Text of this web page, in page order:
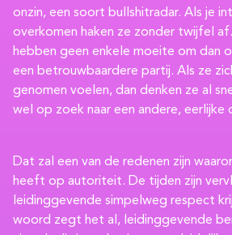
onzin, een soort bullshitradar. Als je
overkomen haken ze zonder twijfel
hebben geen enkele moeite om dan
een betrouwbaardere partij. Als ze
genomen voelen, dan denken ze al
wel op zoek naar een andere, eerlijke
Dat zal een van de redenen zijn
heeft op autoriteit. De tijden zijn
leidinggevende simpelweg respect
woord zegt het al, leidinggevende